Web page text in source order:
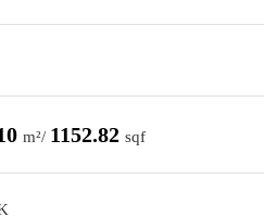
m²/ 1152.82 sqf